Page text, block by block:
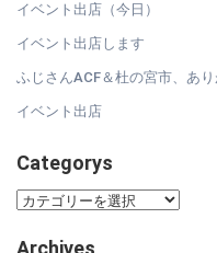
イベント出店（今日）
イベント出店します
ふじさんACF＆杜の宮市、あ
イベント出店
Categorys
Categorys
Archives